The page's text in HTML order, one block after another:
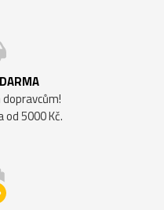
5000 Kč.